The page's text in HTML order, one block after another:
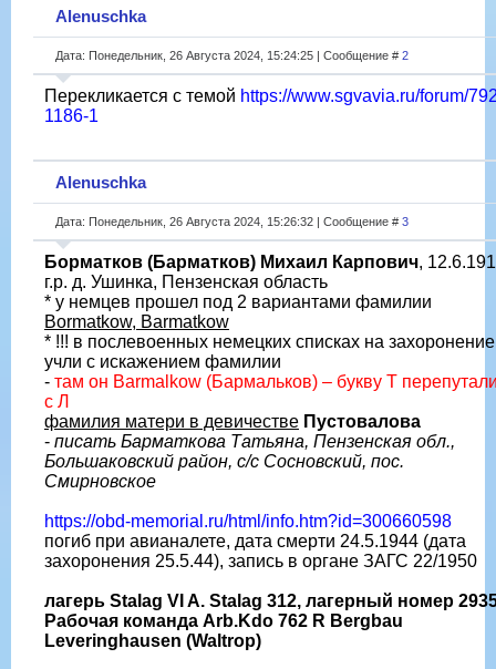
Alenuschka
Дата: Понедельник, 26 Августа 2024, 15:24:25 | Сообщение # 2
Перекликается с темой https://www.sgvavia.ru/forum/
1186-1
Alenuschka
Дата: Понедельник, 26 Августа 2024, 15:26:32 | Сообщение # 3
Борматков (Барматков) Михаил Карпович,
г.р. д. Ушинка, Пензенская область
* у немцев прошел под 2 вариантами фамилии
Bormatkow, Barmatkow
* !!! в послевоенных немецких списках на захоронение
учли с искажением фамилии
- там он Barmalkow (Бармальков) – букву Т
с Л
фамилия матери в девичестве Пустовалова
- писать Барматкова Татьяна, Пензенская обл.,
Большаковский район, с/с Сосновский, пос.
Смирновское
https://obd-memorial.ru/html/info.htm?id=300660598
погиб при авианалете, дата смерти 24.5.1944 (дата
захоронения 25.5.44), запись в органе ЗАГС 22/1950
лагерь Stalag VI A. Stalag 312, лагерный номер
Рабочая команда Arb.Kdo 762 R Bergbau
Leveringhausen (Waltrop)